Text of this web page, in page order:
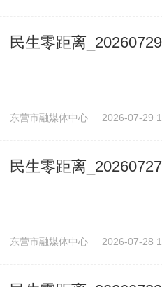
民生零距离_20260729
东营市融媒体中心 2026-07-29
民生零距离_20260727
东营市融媒体中心 2026-07-28